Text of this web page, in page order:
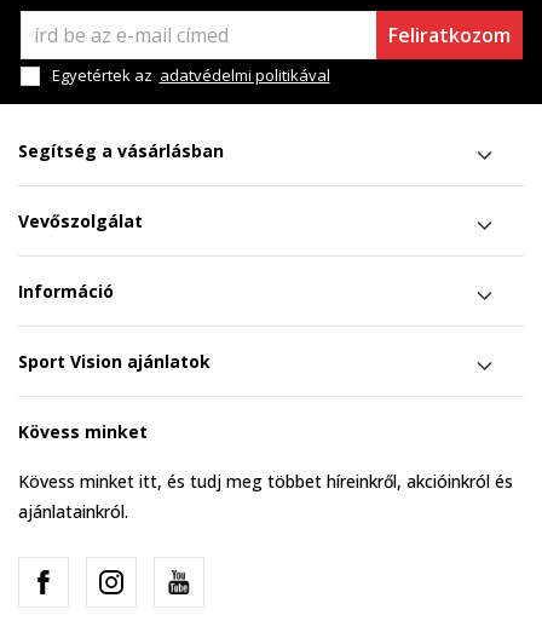
Feliratkozom
Egyetértek az adatvédelmi politikával
Segítség a vásárlásban
Vevőszolgálat
Információ
Sport Vision ajánlatok
Kövess minket
Kövess minket itt, és tudj meg többet híreinkről, akcióinkról és
ajánlatainkról.